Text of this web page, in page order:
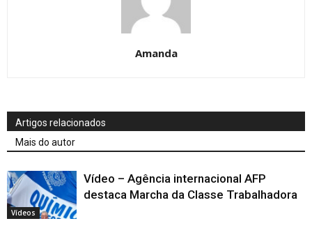
Amanda
Artigos relacionados
Mais do autor
Vídeos
Vídeo – Agência internacional AFP
destaca Marcha da Classe Trabalhadora